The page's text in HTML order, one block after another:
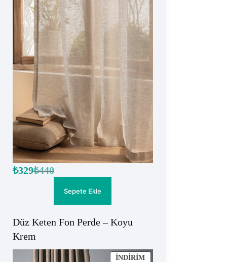
₺440
Orijinal
₺329Şu
Sepete Ekle
Düz Keten Fon Perde – Koyu
Krem
İNDIRIMİNDIRIMDEKI